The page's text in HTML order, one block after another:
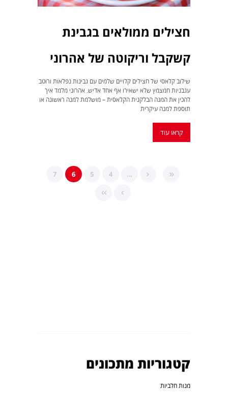
חצילים ממולאים בגבינת
קשקבל וריקוטה של אהרוני
שילוב קלאסי של חצילים קלויים שלמים עם גבינות נפלאות ורוטב
עגבניות חמצמץ שלא ישאירו אף אחד אדיש. אהרוני מלמד איך
להכין את המנה הבלקנית הקלאסית – מושלמת למנה ראשונה או
תוספת למנה עיקרית
קראו עוד
…
4
5
6
7
קטגוריות מתכונים
מנות חלביות